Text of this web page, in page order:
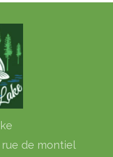
de montiel